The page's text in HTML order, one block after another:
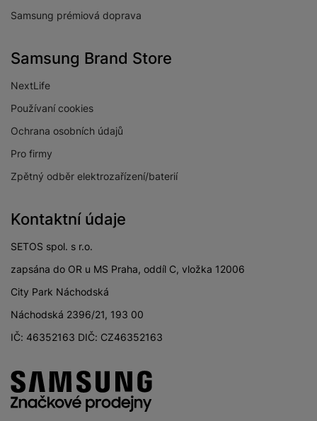
Samsung prémiová doprava
Samsung Brand Store
NextLife
Používaní cookies
Ochrana osobních údajů
Pro firmy
Zpětný odběr elektrozařízení/baterií
Kontaktní údaje
SETOS spol. s r.o.
zapsána do OR u MS Praha, oddíl C, vložka 12006
City Park Náchodská
Náchodská 2396/21, 193 00
IČ: 46352163 DIČ: CZ46352163